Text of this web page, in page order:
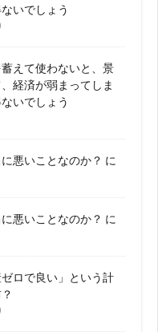
いでしょう
蓄えて使わないと、景
経済が弱まってしま
いでしょう
に悪いことなのか？ に
に悪いことなのか？ に
ロで良い」という計